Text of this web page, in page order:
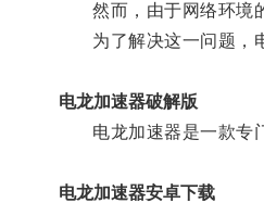
然而，由于网络环境的
为了解决这一问题，电
电龙加速器破解版
电龙加速器是一款专门
电龙加速器安卓下载